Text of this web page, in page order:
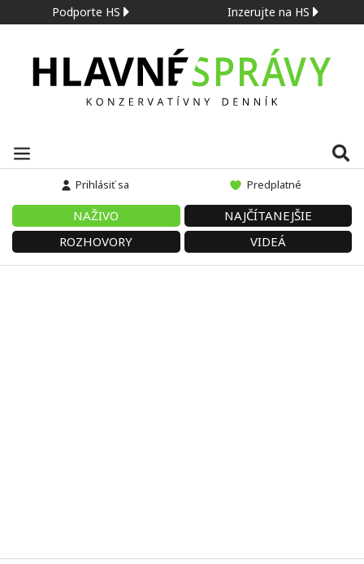
Podporte HS Inzerujte na HS
Prihlásiť sa Predplatné
NAŽIVO
NAJČÍTANEJŠIE
ROZHOVORY
VIDEÁ